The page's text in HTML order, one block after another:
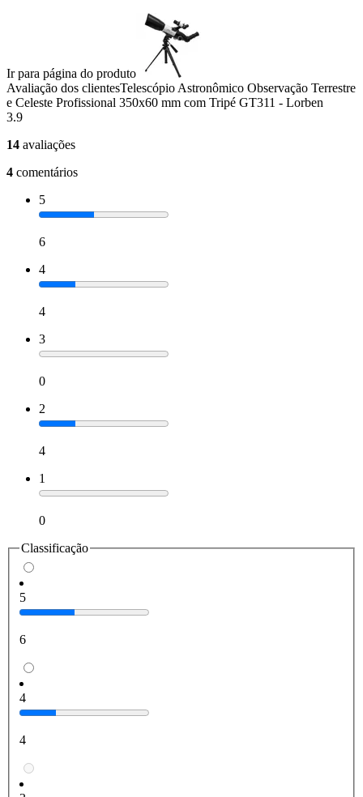
Ir para página do produto
Avaliação dos clientesTelescópio Astronômico Observação Terrestre
e Celeste Profissional 350x60 mm com Tripé GT311 - Lorben
3.9
14 avaliações
4 comentários
5
6
4
4
3
0
2
4
1
0
Classificação
5
6
4
4